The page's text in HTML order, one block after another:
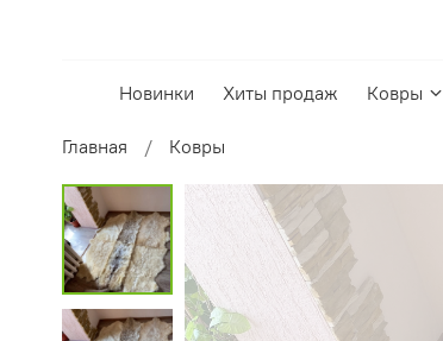
Новинки Хиты продаж Ковры
Главная Ковры